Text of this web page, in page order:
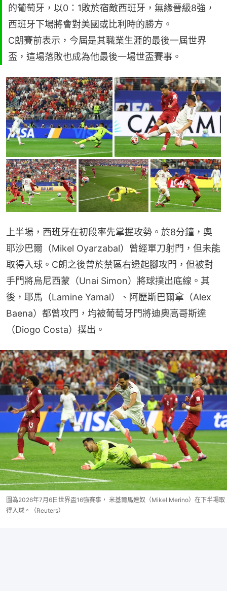
的葡萄牙，以0：1敗於宿敵西班牙，無緣晉級8強，
西班牙下場將會對美國或比利時的勝方。
C朗賽前表示，今屆是其職業生涯的最後一屆世界
盃，這場落敗也成為他最後一場世盃賽事。
上半場，西班牙在初段率先掌握攻勢。於8分鐘，奧
耶沙巴爾（Mikel Oyarzabal）曾經單刀射門，但未能
取得入球。C朗之後曾於禁區右邊起腳攻門，但被對
手門將烏尼西蒙（Unai Simon）將球撲出底線。其
後，耶馬（Lamine Yamal）、阿歷斯巴爾拿（Alex
Baena）都曾攻門，均被葡萄牙門將迪奧高哥斯達
（Diogo Costa）撲出。
圖為2026年7月6日世界盃16強賽事， 米基爾馬連奴（Mikel Merino）在下半場取
得入球。（Reuters）